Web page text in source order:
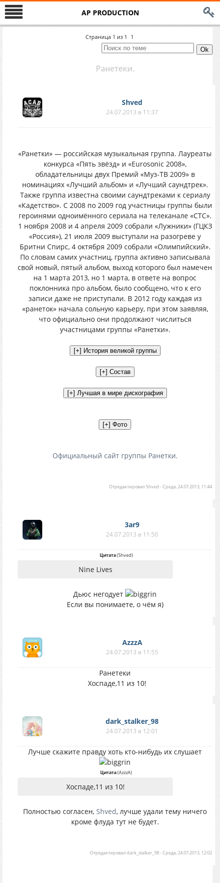
AP PRODUCTION
Страница 1 из 1 1
Ранетеки.
Shved
24.07.2013 в 11:37
«Ранетки» — российская музыкальная группа. Лауреаты
конкурса «Пять звёзд» и «Eurosonic 2008»,
обладательницы двух Премий «Муз-ТВ 2009» в
номинациях «Лучший альбом» и «Лучший саундтрек».
Также группа известна своими саундтреками к сериалу
«Кадетство». С 2008 по 2009 год участницы группы были
героинями одноимённого сериала на телеканале «СТС».
1 ноября 2008 и 4 апреля 2009 собрали «Лужники» (ГЦКЗ
«Россия»), 21 июля 2009 выступали на разогреве у
Бритни Спирс, 4 октября 2009 собрали «Олимпийский».
По словам самих участниц, группа активно записывала
свой новый, пятый альбом, выход которого был намечен
на 1 марта 2013, но 1 марта, в ответе на вопрос
поклонника про альбом, было сообщено, что к его
записи даже не приступали. В 2012 году каждая из
«ранеток» начала сольную карьеру, при этом заявляя,
что официально они продолжают числиться
участницами группы «Ранетки».
Официальный сайт группы Ранетки.
ОтредактировалShved -Среда, 24.07.2013, 11:44
3ar9
24.07.2013 в 11:50
Цитата(Shved)
Nine Lives
Дьюс негодует
Если вы понимаете, о чём я)
AzzzA
24.07.2013 в 11:55
Ранетеки
Хоспаде,11 из 10!
dark_stalker_98
24.07.2013 в 12:01
Лучше скажите правду хоть кто-нибудь их слушает
Цитата(AzzzA)
Хоспаде,11 из 10!
Полностью согласен, Shved, лучше удали тему ничего
кроме флуда тут не будет.
Отредактировалdark_stalker_98-Среда, 24.07.2013, 12:02